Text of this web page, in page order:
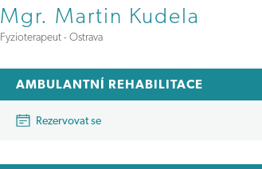
Mgr. Martin Kudela
Fyzioterapeut - Ostrava
AMBULANTNÍ REHABILITACE
Rezervovat se